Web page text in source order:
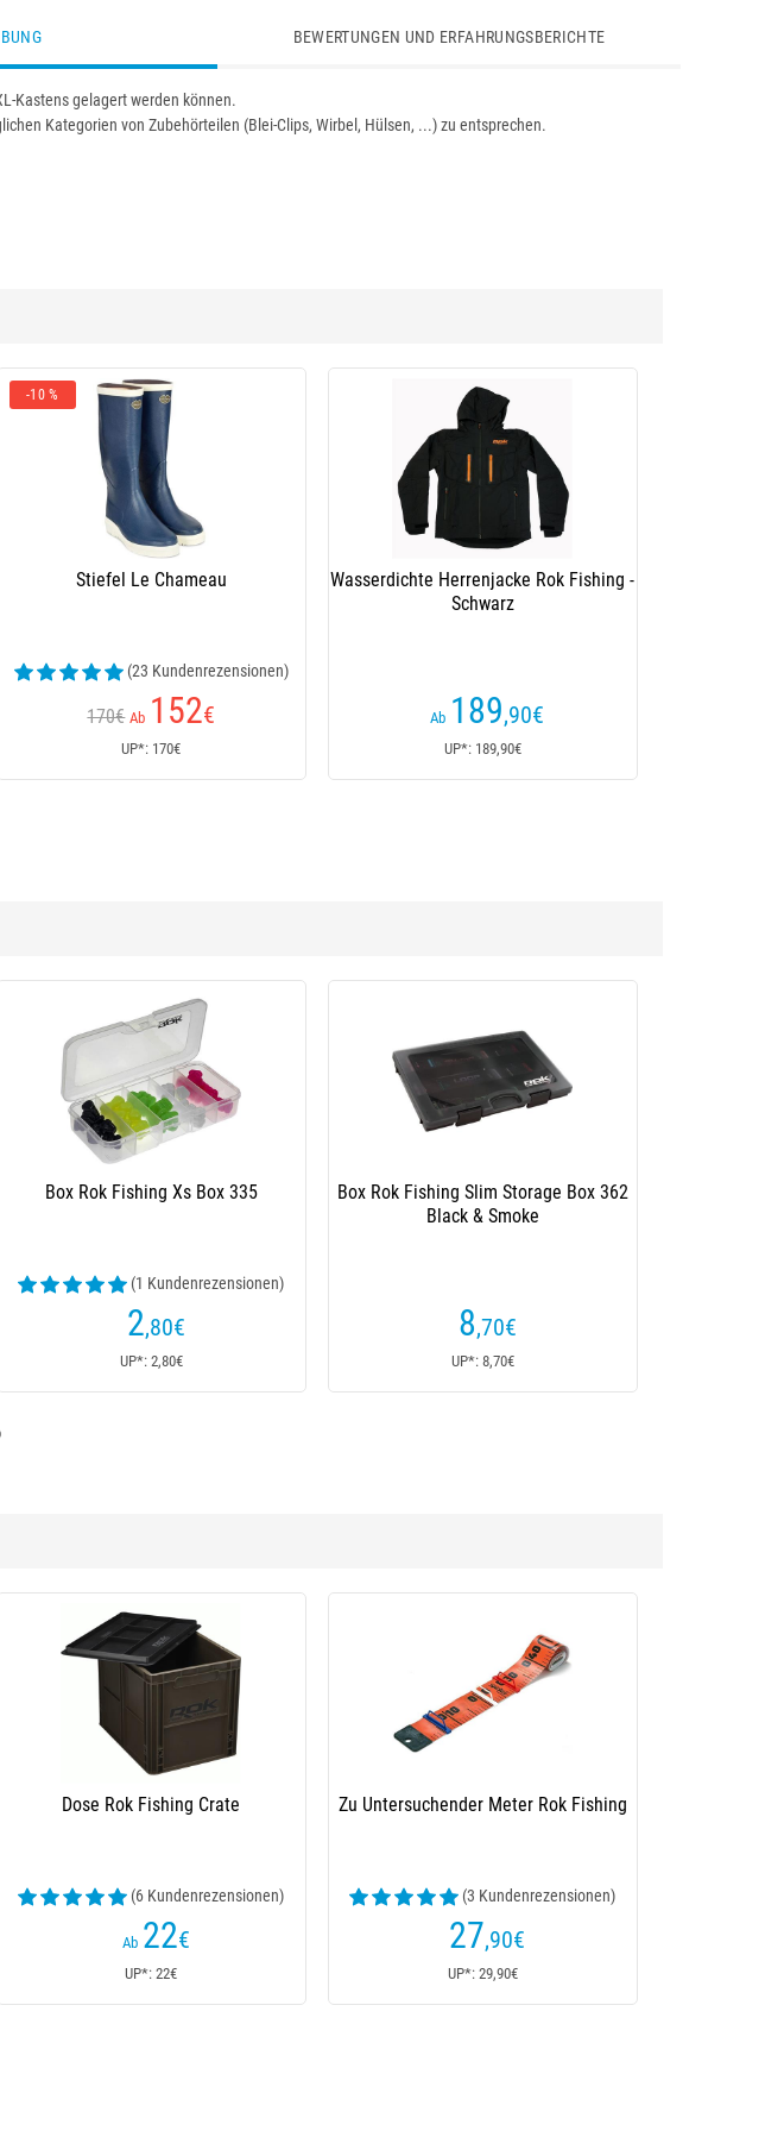
BEWERTUNGEN UND ERFAHRUNGSBERICHTE
Kastens gelagert werden können.
Kategorien von Zubehörteilen (Blei-Clips, Wirbel, Hülsen, ...) zu entsprechen.
-10 %
Stiefel Le Chameau
(23 Kundenrezensionen)
170€ Ab 152€
UP*: 170€
Wasserdichte Herrenjacke Rok Fishing -
Schwarz
Ab 189,90€
UP*: 189,90€
Vorfachbox Starbaits Magnet Rig Box
23€ Ab 16
UP*: 23€
Dose Korda Tackle Box
58€
UP*: 58€
Dose Rok Fishing Crate
(6 Kundenrezensionen)
Ab 22€
UP*: 22€
Zu Untersuchender Meter Rok Fishing
(3 Kundenrezensionen)
27,90€
UP*: 29,90€